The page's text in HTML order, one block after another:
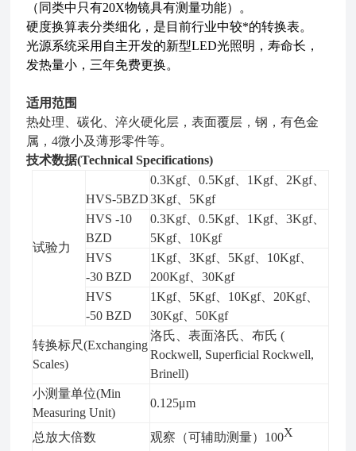
（同类中只有20X物镜具有测量功能）。
硬度换算表分类细化，是目前行业中较*的转换表。
光源系统采用自主开发的新型LED光照明，寿命长，
发热量小，三年免费更换。
适用范围
热处理、碳化、淬火硬化层，表面覆层，钢，有色金
属，4微小及薄形零件等。
技术数据(Technical Specifications)
试验力
HVS-5BZD
0.3Kgf、 0.5Kgf、 1Kgf、 2Kgf、
3Kgf、 5Kgf
HVS -10
BZD
0.3Kgf、 0.5Kgf、 1Kgf、 3Kgf、
5Kgf、 10Kgf
HVS
-30BZD
1Kgf、 3Kgf、 5Kgf、 10Kgf、
200Kgf、 30Kgf
HVS
-50BZD
1Kgf、 5Kgf、 10Kgf、 20Kgf、
30Kgf、 50Kgf
转换标尺(Exchanging
Scales)
洛氏、表面洛氏、布氏 (
Rockwell, Superficial Rockwell,
Brinell)
小测量单位(Min
Measuring Unit)
0.125μm
总放大倍数
观察（可辅助测量）100X